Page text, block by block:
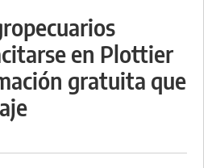
en Plottier
gratuita que